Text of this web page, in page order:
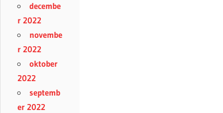
decembe
r 2022
novembe
r 2022
oktober
2022
septemb
er 2022